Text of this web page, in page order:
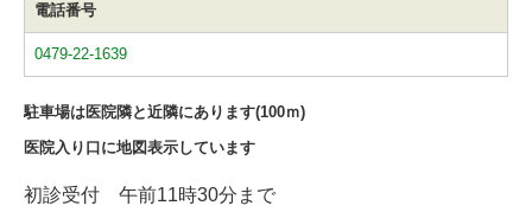
電話番号
0479-22-1639
駐車場は医院隣と近隣にあります(100ｍ)
医院入り口に地図表示しています
初診受付 午前11時30分まで